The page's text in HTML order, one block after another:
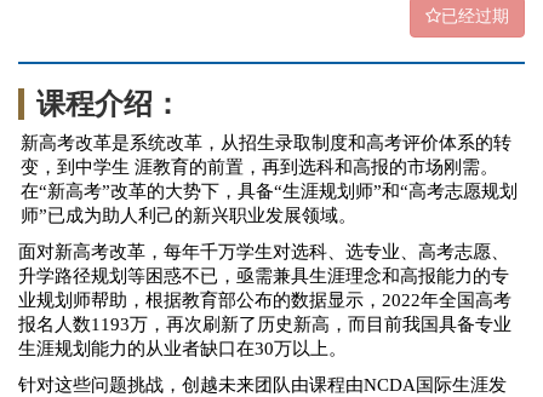
已经过期
课程介绍：
新高考改革是系统改革，从招生录取制度和高考评价体系的转
变，到中学生 涯教育的前置，再到选科和高报的市场刚需。
在“新高考”改革的大势下， 具备“生涯规划师”和“高考志愿规划
师”已成为助人利己的新兴职业发展领域。
面对新高考改革，每年千万学生对选科、 选专业、高考志愿、
升学路径规划等困惑不已， 亟需兼具生涯理念和高报能力的专
业规划师帮助， 根据教育部公布的数据显示， 2022年全国高考
报名人数1193万，再次刷新了历史新高 ， 而目前我国具备专业
生涯规划能力的从业者缺口在30万以上 。
针对这些问题挑战，创越未来团队由课程由NCDA国际生涯发